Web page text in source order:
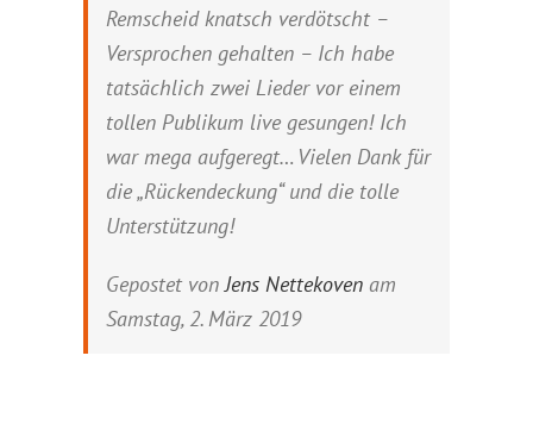
Remscheid knatsch verdötscht –
Versprochen gehalten – Ich habe
tatsächlich zwei Lieder vor einem
tollen Publikum live gesungen! Ich
war mega aufgeregt… Vielen Dank für
die „Rückendeckung“ und die tolle
Unterstützung!
Gepostet vonJens Nettekoven am
Samstag, 2. März 2019